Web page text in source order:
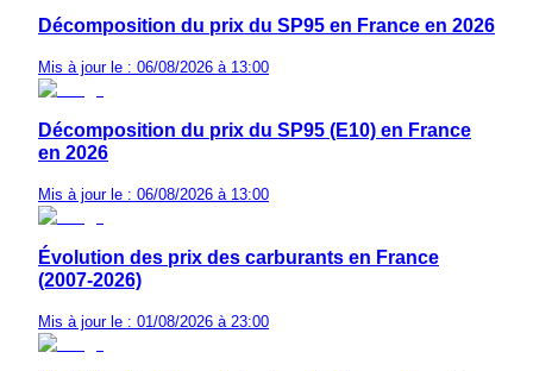
Décomposition du prix du SP95 en France en 2026
Mis à jour le : 06/08/2026 à 13:00
Décomposition du prix du SP95 (E10) en France
en 2026
Mis à jour le : 06/08/2026 à 13:00
Évolution des prix des carburants en France
(2007-2026)
Mis à jour le : 01/08/2026 à 23:00